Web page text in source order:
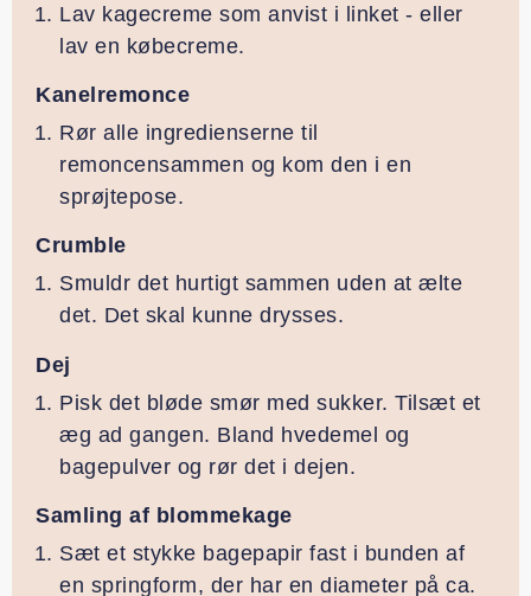
Lav kagecreme som anvist i linket - eller
lav en købecreme.
Kanelremonce
Rør alle ingredienserne til
remoncensammen og kom den i en
sprøjtepose.
Crumble
Smuldr det hurtigt sammen uden at ælte
det. Det skal kunne drysses.
Dej
Pisk det bløde smør med sukker. Tilsæt et
æg ad gangen. Bland hvedemel og
bagepulver og rør det i dejen.
Samling af blommekage
Sæt et stykke bagepapir fast i bunden af
en springform, der har en diameter på ca.